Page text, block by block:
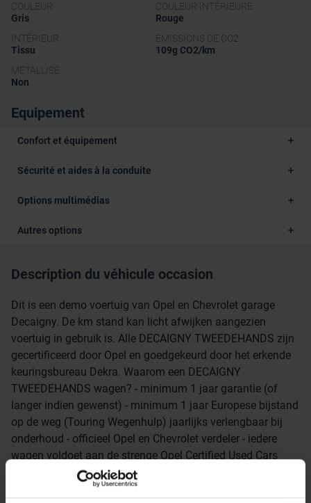
COULEUR
Gris
COULEUR INTÉRIEURE
Rouge
INTÉRIEUR
Tissu
EMISSIONS DE CO2
109g CO2/km
MÉTALLISÉ
Non
Equipement
Confort et équipement
Sécurité et aides à la conduite
Options multimédias
Autres options
Description du véhicule occasion
Dit is een demo voertuig van Opel en Chevrolet garage
Decaigny. De km stand kan licht afwijken aangezien
voertuig in gebruik is. Alle DECAIGNY TWEEDEHANDS zijn
gecertificeerd door Opel en goedgekeurd door het erkende
keuringsbureau Dekra. Waarom een DECAIGNY
TWEEDEHANDS wagen? - minimum 1 jaar garantie (of
langer indien gewenst) - minimum 1 jaar Europese bijstand
op de weg (Touring Wegenhulp) jaarlijks verlengbaar bij
onderhoud - officieel Opel en Chevrolet verdeler - iedere
wagen voldoet aan de strenge Opel Certified Used Cars
normen - uitgebreide testrit mogelijk om onze kwaliteit te
ervaren - iedere wagen krijgt het officieel onderhoud bij